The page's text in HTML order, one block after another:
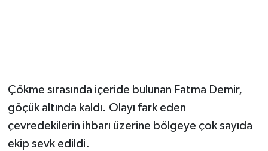
Çökme sırasında içeride bulunan Fatma Demir,
göçük altında kaldı. Olayı fark eden
çevredekilerin ihbarı üzerine bölgeye çok sayıda
ekip sevk edildi.